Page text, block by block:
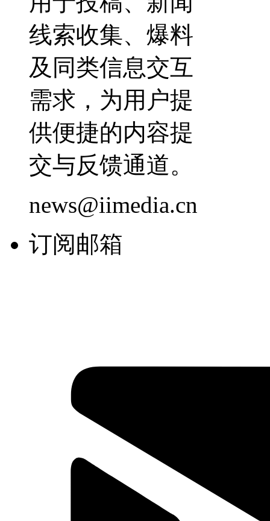
线索收集、爆料
及同类信息交互
需求，为用户提
供便捷的内容提
交与反馈通道。
news@iimedia.cn
订阅邮箱